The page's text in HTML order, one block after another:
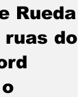
Rueda
ruas do